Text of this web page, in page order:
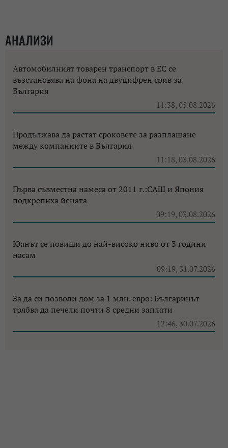
АНАЛИЗИ
Автомобилният товарен транспорт в ЕС се
възстановява на фона на двуцифрен срив за
България
11:38, 05.08.2026
Продължава да растат сроковете за разплащане
между компаниите в България
11:18, 03.08.2026
Първа съвместна намеса от 2011 г.:САЩ и Япония
подкрепиха йената
09:19, 03.08.2026
Юанът се повиши до най-високо ниво от 3 години
насам
09:19, 31.07.2026
За да си позволи дом за 1 млн. евро: Българинът
трябва да печели почти 8 средни заплати
12:46, 30.07.2026